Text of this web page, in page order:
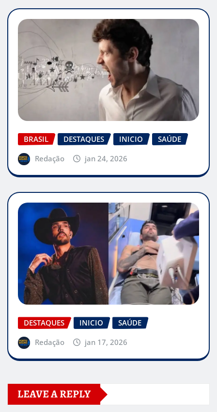
BRASIL DESTAQUES INICIO
SAÚDE
Redação
jan 24, 2026
DESTAQUES INICIO
SAÚDE
Redação
jan 17, 2026
LEAVE A REPLY